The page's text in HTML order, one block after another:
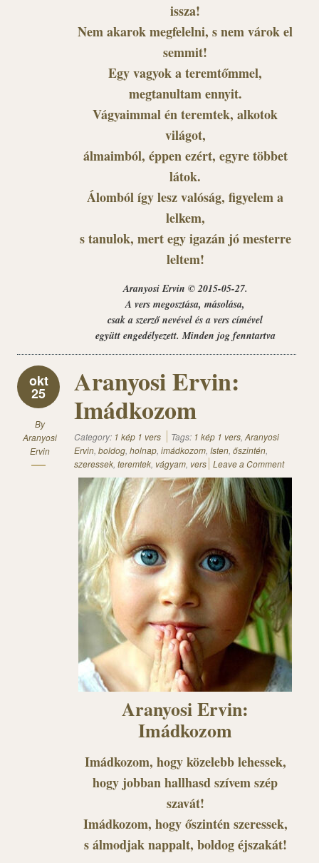
issza!
Nem akarok megfelelni, s nem várok el
semmit!
Egy vagyok a teremtőmmel,
megtanultam ennyit.
Vágyaimmal én teremtek, alkotok
világot,
álmaimból, éppen ezért, egyre többet
látok.
Álomból így lesz valóság, figyelem a
lelkem,
s tanulok, mert egy igazán jó mesterre
leltem!
Aranyosi Ervin © 2015-05-27.
A vers megosztása, másolása,
csak a szerző nevével és a vers címével
együtt engedélyezett. Minden jog fenntartva
okt
25
By
Aranyosi
Ervin
Aranyosi Ervin:
Imádkozom
Category: 1 kép 1 vers Tags: 1 kép 1 vers, Aranyosi
Ervin, boldog, holnap, imádkozom, Isten, őszintén,
szeressek, teremtek, vágyam, vers Leave a Comment
Aranyosi Ervin:
Imádkozom
Imádkozom, hogy közelebb lehessek,
hogy jobban hallhasd szívem szép
szavát!
Imádkozom, hogy őszintén szeressek,
s álmodjak nappalt, boldog éjszakát!